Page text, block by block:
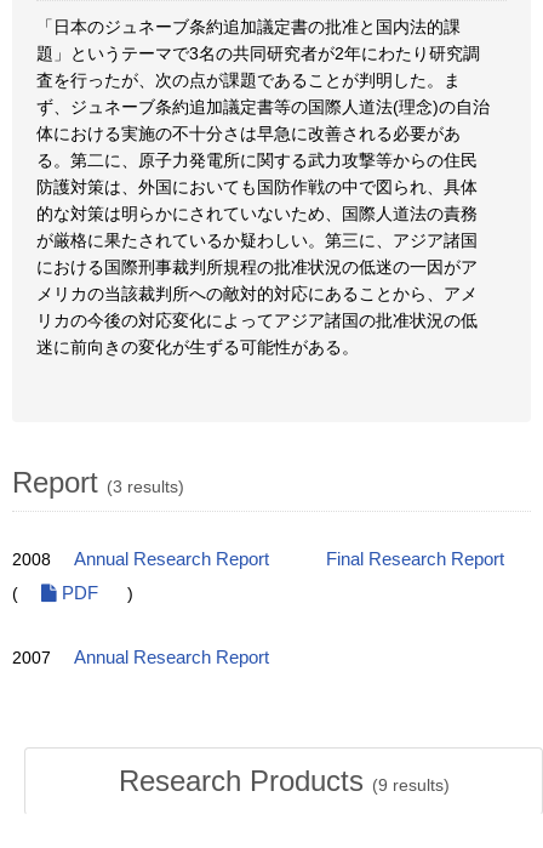
「日本のジュネーブ条約追加議定書の批准と国内法的課
題」というテーマで3名の共同研究者が2年にわたり研究調
査を行ったが、次の点が課題であることが判明した。ま
ず、ジュネーブ条約追加議定書等の国際人道法(理念)の自治
体における実施の不十分さは早急に改善される必要があ
る。第二に、原子力発電所に関する武力攻撃等からの住民
防護対策は、外国においても国防作戦の中で図られ、具体
的な対策は明らかにされていないため、国際人道法の責務
が厳格に果たされているか疑わしい。第三に、アジア諸国
における国際刑事裁判所規程の批准状況の低迷の一因がア
メリカの当該裁判所への敵対的対応にあることから、アメ
リカの今後の対応変化によってアジア諸国の批准状況の低
迷に前向きの変化が生ずる可能性がある。
Report (3 results)
2008 Annual Research Report
Final Research Report
(
PDF )
2007 Annual Research Report
Research Products (9 results)